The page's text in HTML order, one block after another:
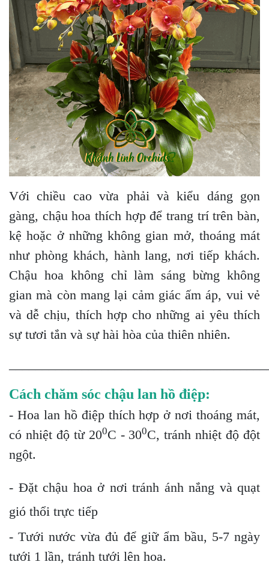
Với chiều cao vừa phải và kiểu dáng gọn
gàng, chậu hoa thích hợp để trang trí trên bàn,
kệ hoặc ở những không gian mở, thoáng mát
như phòng khách, hành lang, nơi tiếp khách.
Chậu hoa không chỉ làm sáng bừng không
gian mà còn mang lại cảm giác ấm áp, vui vẻ
và dễ chịu, thích hợp cho những ai yêu thích
sự tươi tắn và sự hài hòa của thiên nhiên.
Cách chăm sóc chậu lan hồ điệp:
- Hoa lan hồ điệp thích hợp ở nơi thoáng mát,
có nhiệt độ từ 200C - 300C, tránh nhiệt độ đột
ngột.
- Đặt chậu hoa ở nơi tránh ánh nắng và quạt
gió thổi trực tiếp
- Tưới nước vừa đủ để giữ ẩm bầu, 5-7 ngày
tưới 1 lần, tránh tưới lên hoa.